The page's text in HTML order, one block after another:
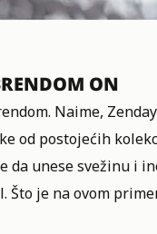
ON
Naime,
od postojećih
unese svežinu i
je na ovom